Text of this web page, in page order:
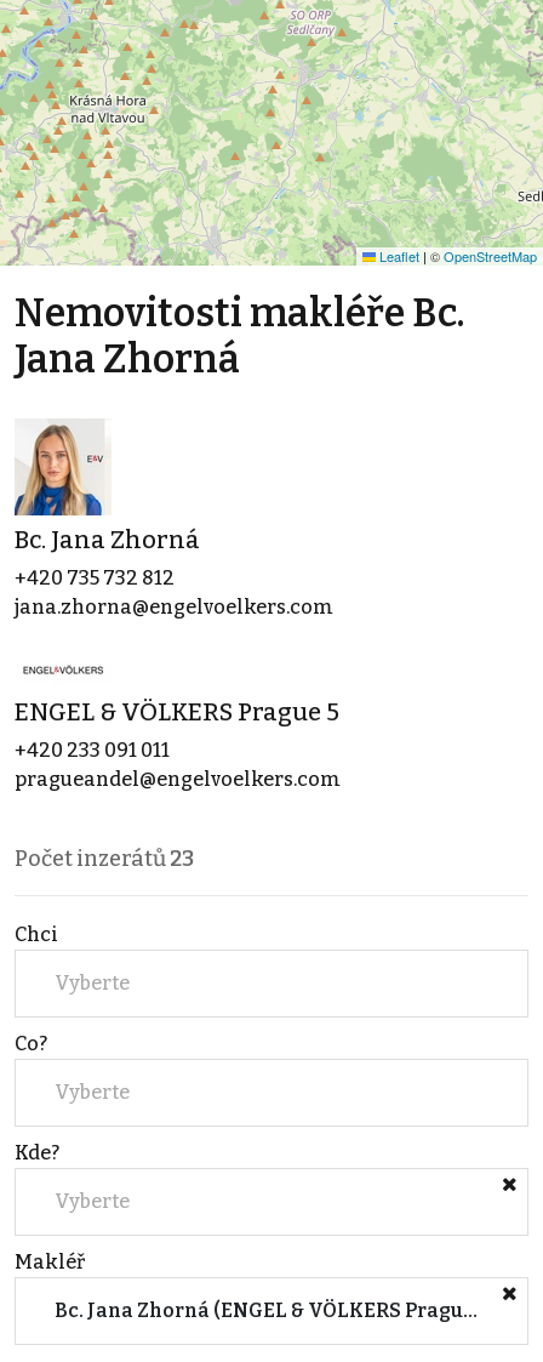
Leaflet | ©OpenStreetMap
Nemovitosti makléře Bc.
Jana Zhorná
Bc. Jana Zhorná
+420 735 732 812
jana.zhorna@engelvoelkers.com
ENGEL & VÖLKERS Prague 5
+420 233 091 011
pragueandel@engelvoelkers.com
Počet inzerátů23
Chci
Vyberte
Co?
Vyberte
Kde?
Vyberte
Makléř
Bc. Jana Zhorná (ENGEL & VÖLKERS Prague 5)